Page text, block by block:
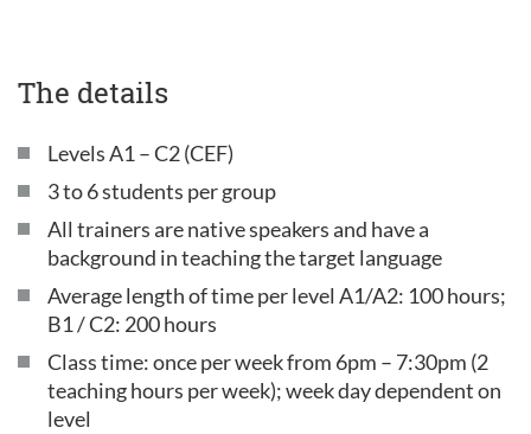
The details
Levels A1 – C2 (CEF)
3 to 6 students per group
All trainers are native speakers and have a
background in teaching the target language
Average length of time per level A1/A2: 100 hours;
B1 / C2: 200 hours
Class time: once per week from 6pm – 7:30pm (2
teaching hours per week); week day dependent on
level